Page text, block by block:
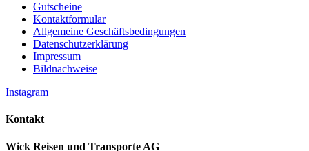
Gutscheine
Kontaktformular
Allgemeine Geschäftsbedingungen
Datenschutzerklärung
Impressum
Bildnachweise
Instagram
Kontakt
Wick Reisen und Transporte AG